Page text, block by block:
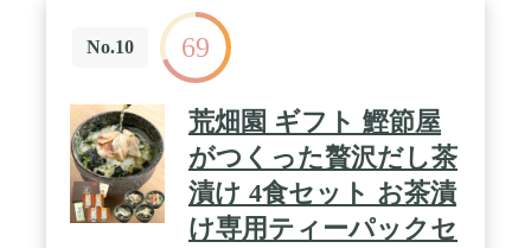
No.10 69
荒畑園 ギフト 鰹節屋
がつくった贅沢だし茶
漬け 4食セット お茶漬
け専用ティーパックセ